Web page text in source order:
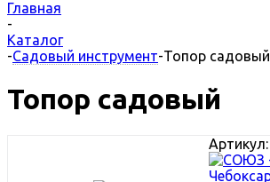
Главная
-
Каталог
-Садовый инструмент-Топор садовый
Топор садовый
Артикул: